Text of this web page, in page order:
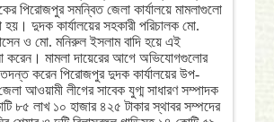
পিরোজপুর সমন্বিত জেলা কার্যালয়ে মামলাগুলো
হয়। দুদক কার্যালয়ের সহকারী পরিচালক মো.
ও মো. মনিরুল ইসলাম বাদি হয়ে এই
করেন। মামলা দায়েরের আগে অভিযোগগুলোর
করেন পিরোজপুর দুদক কার্যালয়ের উপ-
আওয়ামী লীগের সাবেক যুগ্ম সাধারণ সম্পাদক
৮৫ লাখ ১০ হাজার ৪২৫ টাকার স্থাবর সম্পদের